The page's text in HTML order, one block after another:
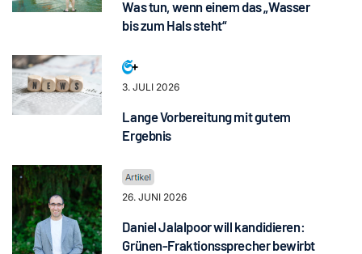
Was tun, wenn einem das „Wasser
bis zum Hals steht“
3. JULI 2026
Lange Vorbereitung mit gutem
Ergebnis
26. JUNI 2026
Daniel Jalalpoor will kandidieren:
Grünen-Fraktionssprecher bewirbt